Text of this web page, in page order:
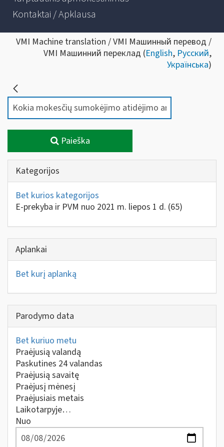
Kontaktai / Apklausa
VMI Machine translation / VMI Машинный перевод /
VMI Машинний переклад (English, Русский,
Українська)
Paieška
Kategorijos
Bet kurios kategorijos
E-prekyba ir PVM nuo 2021 m. liepos 1 d. (65)
Aplankai
Bet kurį aplanką
Parodymo data
Bet kuriuo metu
Praėjusią valandą
Paskutines 24 valandas
Praėjusią savaitę
Praėjusį mėnesį
Praėjusiais metais
Laikotarpyje…
Nuo